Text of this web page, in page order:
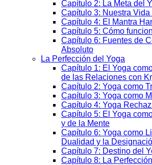
Capítulo 2: La Meta del
Capítulo 3: Nuestra Vida
Capítulo 4: El Mantra
Capítulo 5: Cómo
Capítulo 6: Fuentes de
Absoluto
La Perfección del Yoga
Capítulo 1: El Yoga
de las Relaciones con
Capítulo 2: Yoga como
Capítulo 3: Yoga como
Capítulo 4: Yoga
Capítulo 5: El Yoga
y de la Mente
Capítulo 6: Yoga como
Dualidad y la
Capítulo 7: Destino del
Capítulo 8: La